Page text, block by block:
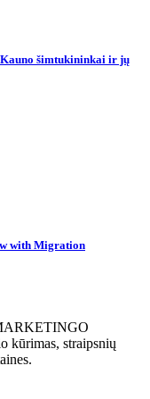
šimtukininkai ir jų
with Migration
kūrimas, straipsnių